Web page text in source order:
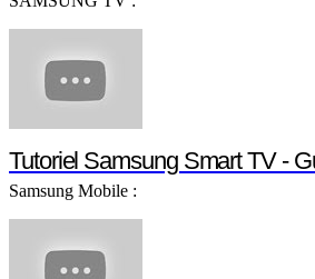
Tutoriel Samsung Smart TV -
Samsung Mobile :